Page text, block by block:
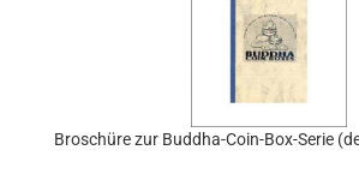
Broschüre zur Buddha-Coin-Box-Serie